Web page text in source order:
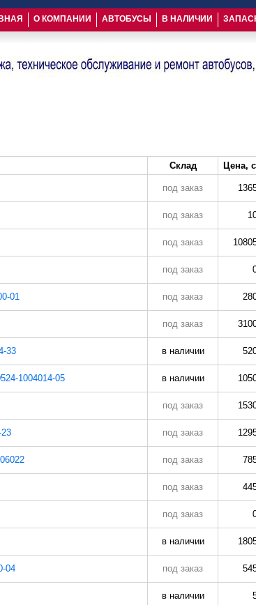
О КОМПАНИИ АВТОБУСЫ В НАЛИЧИИ
Склад Цена,
под заказ
под заказ
под заказ
под заказ
01 под заказ
под заказ
33 в наличии
1004014-05 в наличии
под заказ
под заказ
под заказ
под заказ
под заказ
в наличии
04 под заказ
в наличии